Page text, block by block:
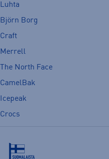
Luhta
Björn Borg
Craft
Merrell
The North Face
CamelBak
Icepeak
Crocs